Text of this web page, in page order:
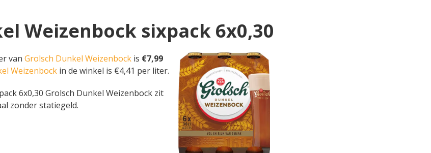
Weizenbock sixpack 6x0,30
van Grolsch Dunkel Weizenbock is €7,99
Weizenbock in de winkel is €4,41 per liter.
6x0,30 Grolsch Dunkel Weizenbock zit
zonder statiegeld.